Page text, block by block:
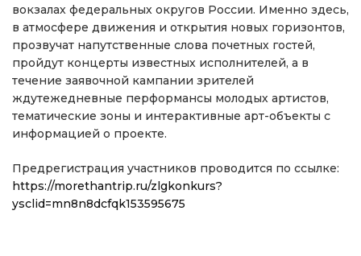
вокзалах федеральных округов России. Именно здесь,
в атмосфере движения и открытия новых горизонтов,
прозвучат напутственные слова почетных гостей,
пройдут концерты известных исполнителей, а в
течение заявочной кампании зрителей
ждутежедневные перформансы молодых артистов,
тематические зоны и интерактивные арт-объекты с
информацией о проекте.
Предрегистрация участников проводится по ссылке:
https://morethantrip.ru/zlgkonkurs?
ysclid=mn8n8dcfqk153595675